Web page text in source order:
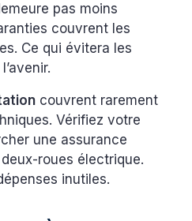
pas moins
couvrent les
Ce qui évitera les
couvrent rarement
Vérifiez votre
une assurance
roues électrique.
inutiles.